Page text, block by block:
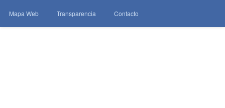
Mapa Web Transparencia Contacto